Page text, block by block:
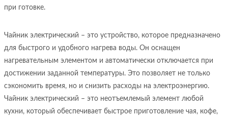
при готовке.
Чайник электрический – это устройство, которое предназначено
для быстрого и удобного нагрева воды. Он оснащен
нагревательным элементом и автоматически отключается при
достижении заданной температуры. Это позволяет не только
сэкономить время, но и снизить расходы на электроэнергию.
Чайник электрический – это неотъемлемый элемент любой
кухни, который обеспечивает быстрое приготовление чая, кофе,